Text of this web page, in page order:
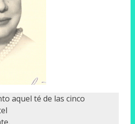
aquel té de las cinco